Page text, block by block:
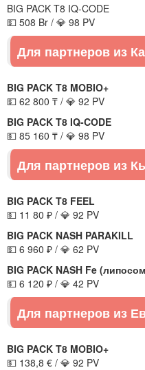
BIG PACK T8 IQ-CODE
💵 508 Br / 💎 98 PV
Для партнеров из
BIG PACK T8 MOBIO+
💵 62 800 ₸ / 💎 92 PV
BIG PACK T8 IQ-CODE
💵 85 160 ₸ / 💎 98 PV
Для партнеров из
BIG PACK T8 FEEL
💵 11 80 ₽ / 💎 92 PV
BIG PACK NASH PARAKILL
💵 6 960 ₽ / 💎 62 PV
BIG PACK NASH Fe
💵 6 120 ₽ / 💎 42 PV
Для партнеров из
BIG PACK T8 MOBIO+
💵 138,8 € / 💎 92 PV